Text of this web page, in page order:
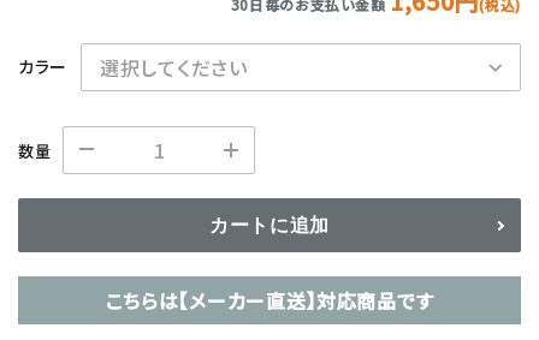
30日毎のお支払い金額 (税込)
カラー
数量
カートに追加
こちらは【メーカー直送】対応商品です